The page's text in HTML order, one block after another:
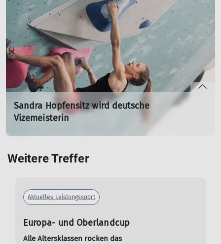
Sandra Hopfensitz wird deutsche
Vizemeisterin
Im Rahmen der Finals 2023 fanden die Deutschen
ging Sandra Hopfensitz an den Start.
Weitere Treffer
Aktuelles Leistungssport
Europa- und Oberlandcup
Alle Altersklassen rocken das